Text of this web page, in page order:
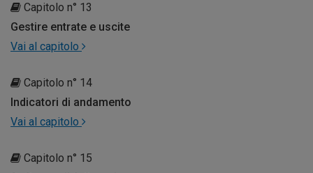
Capitolo n° 13
Gestire entrate e uscite
Vai al capitolo
Capitolo n° 14
Indicatori di andamento
Vai al capitolo
Capitolo n° 15